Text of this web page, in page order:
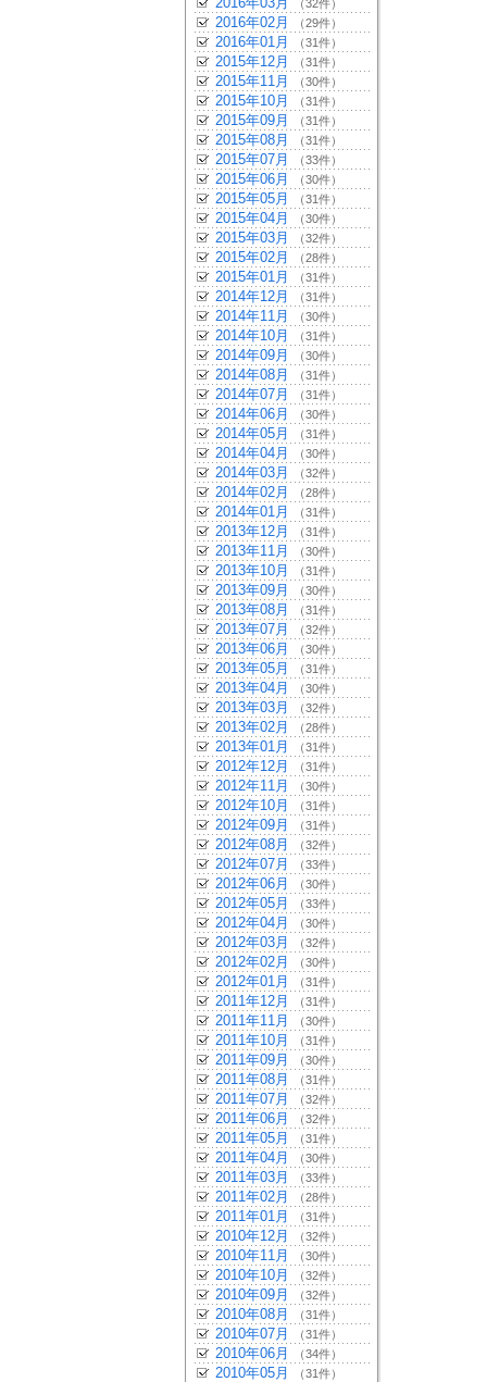
（32件）
2016年02月 （29件）
2016年01月 （31件）
2015年12月 （31件）
2015年11月 （30件）
2015年10月 （31件）
2015年09月 （31件）
2015年08月 （31件）
2015年07月 （33件）
2015年06月 （30件）
2015年05月 （31件）
2015年04月 （30件）
2015年03月 （32件）
2015年02月 （28件）
2015年01月 （31件）
2014年12月 （31件）
2014年11月 （30件）
2014年10月 （31件）
2014年09月 （30件）
2014年08月 （31件）
2014年07月 （31件）
2014年06月 （30件）
2014年05月 （31件）
2014年04月 （30件）
2014年03月 （32件）
2014年02月 （28件）
2014年01月 （31件）
2013年12月 （31件）
2013年11月 （30件）
2013年10月 （31件）
2013年09月 （30件）
2013年08月 （31件）
2013年07月 （32件）
2013年06月 （30件）
2013年05月 （31件）
2013年04月 （30件）
2013年03月 （32件）
2013年02月 （28件）
2013年01月 （31件）
2012年12月 （31件）
2012年11月 （30件）
2012年10月 （31件）
2012年09月 （31件）
2012年08月 （32件）
2012年07月 （33件）
2012年06月 （30件）
2012年05月 （33件）
2012年04月 （30件）
2012年03月 （32件）
2012年02月 （30件）
2012年01月 （31件）
2011年12月 （31件）
2011年11月 （30件）
2011年10月 （31件）
2011年09月 （30件）
2011年08月 （31件）
2011年07月 （32件）
2011年06月 （32件）
2011年05月 （31件）
2011年04月 （30件）
2011年03月 （33件）
2011年02月 （28件）
2011年01月 （31件）
2010年12月 （32件）
2010年11月 （30件）
2010年10月 （32件）
2010年09月 （32件）
2010年08月 （31件）
2010年07月 （31件）
2010年06月 （34件）
2010年05月 （31件）